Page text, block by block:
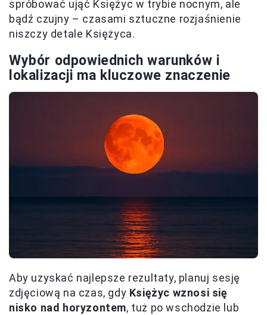
spróbować ująć Księżyc w trybie nocnym, ale
bądź czujny – czasami sztuczne rozjaśnienie
niszczy detale Księżyca.
Wybór odpowiednich warunków i
lokalizacji ma kluczowe znaczenie
Aby uzyskać najlepsze rezultaty, planuj sesję
zdjęciową na czas, gdy Księżyc wznosi się
nisko nad horyzontem, tuż po wschodzie lub